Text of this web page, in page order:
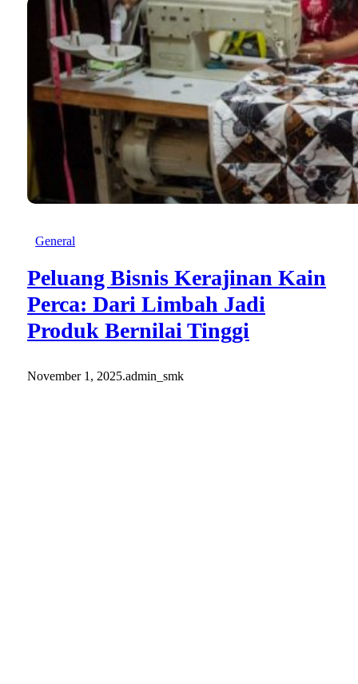
General
Peluang Bisnis Kerajinan Kain
Perca: Dari Limbah Jadi
Produk Bernilai Tinggi
November 1, 2025.admin_smk